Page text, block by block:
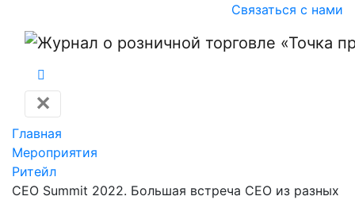
Связаться с нами
✕
Главная
Мероприятия
Ритейл
CEO Summit 2022. Большая встреча CEO из разных